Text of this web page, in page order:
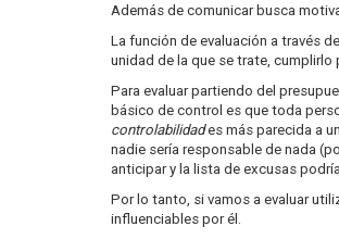
Además de comunicar busca
La función de evaluación a través
unidad de la que se trate,
Para evaluar partiendo del
básico de control es que toda
controlabilidades más parecida a
nadie sería responsable de nada
anticipar y la lista de excusas
Por lo tanto, si vamos a evaluar
influenciables por él.